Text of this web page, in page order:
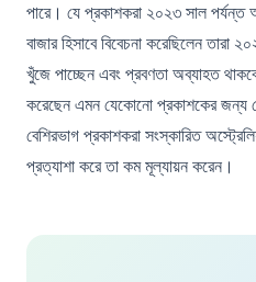
পারে। যে প্রকাশকরা ২০২৩ সাল পর্যন্ত
বাজার হিসাবে বিবেচনা করেছিলেন
খুঁজে পাচ্ছেন এবং প্রবণতা অব্যাহত
করেছেন এমন যেকোনো প্রকাশকের জন্য
বেশিরভাগ প্রকাশকরা সংস্কারিত
প্রত্যাশা করে তা কম মূল্যায়ন করেন।